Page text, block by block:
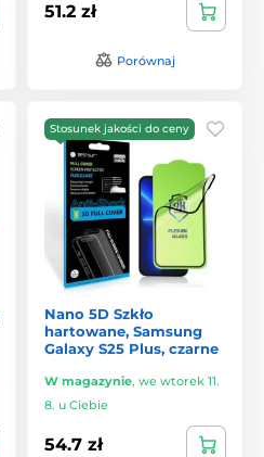
51.2 zł
Porównaj
Stosunek jakości do ceny
Nano 5D Szkło
hartowane, Samsung
Galaxy S25 Plus, czarne
W magazynie, we wtorek 11.
8. u Ciebie
54.7 zł